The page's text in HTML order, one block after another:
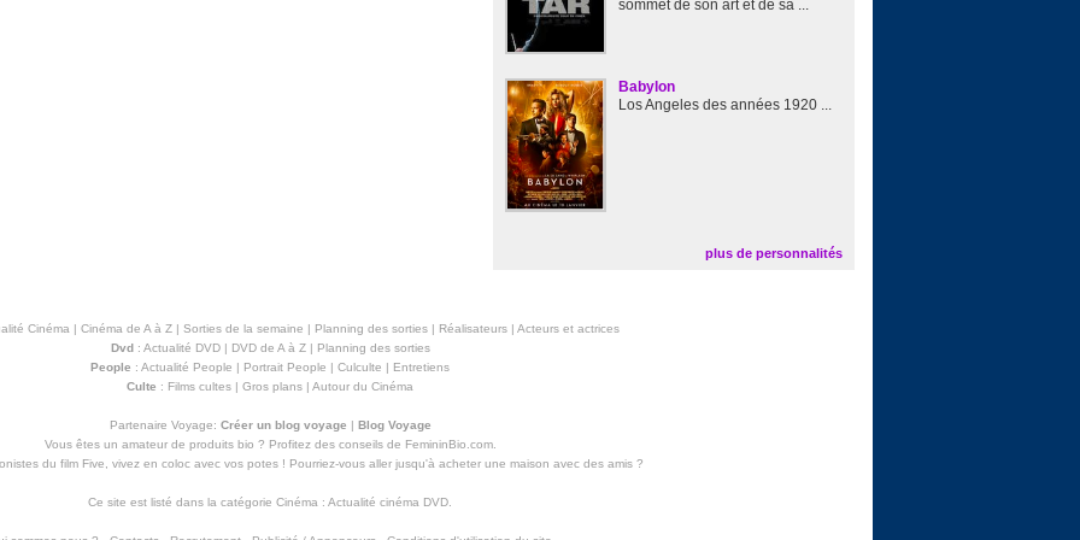
sommet de son art et de sa ...
Babylon
Los Angeles des années 1920 ...
plus de personnalités
Cinéma | Cinéma de A à Z| Sorties de la semaine | Planning des sorties| Réalisateurs| Acteurs et actrices
Dvd: Actualité DVD| DVD de A à Z| Planning des sorties
People : Actualité People | Portrait People | Culculte | Entretiens
Culte : Films cultes | Gros plans | Autour du Cinéma
Partenaire Voyage: Créer un blog voyage | Blog Voyage
Vous êtes un amateur de produits bio ? Profitez des conseils de FemininBio.com.
du film Five, vivez en coloc avec vos potes ! Pourriez-vous aller jusqu'à acheter une maison avec des amis?
Ce site est listé dans la catégorie Cinéma : Actualité cinéma DVD